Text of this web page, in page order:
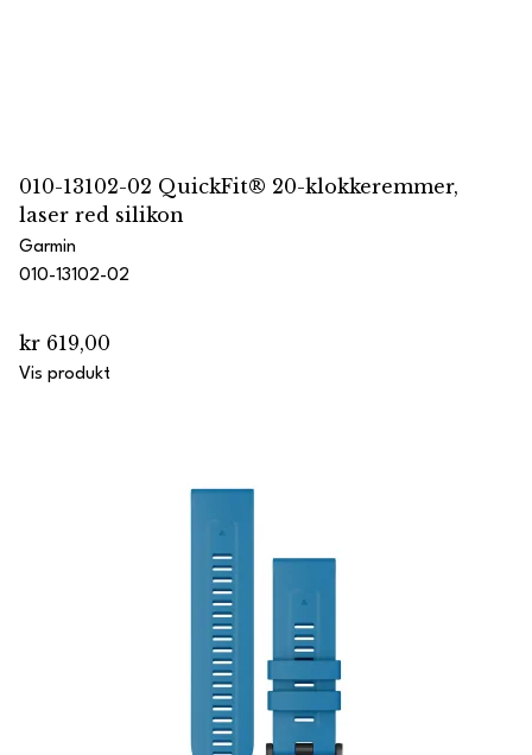
010-13102-02 QuickFit® 20-klokkeremmer,
laser red silikon
Garmin
010-13102-02
kr 619,00
Vis produkt